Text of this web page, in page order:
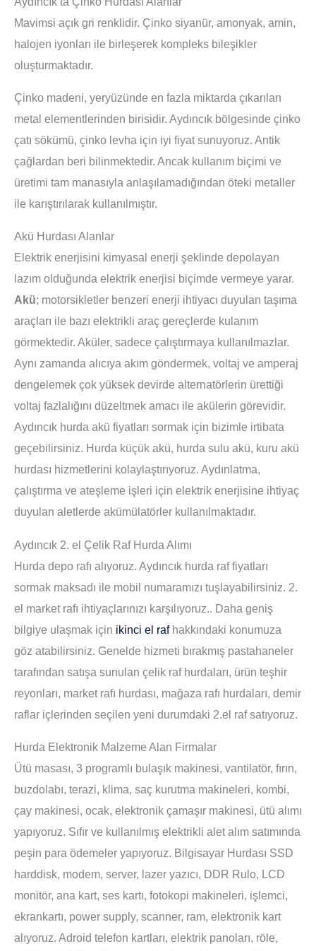
Mavimsi açık gri renklidir. Çinko siyanür, amonyak, amin,
halojen iyonları ile birleşerek kompleks bileşikler
oluşturmaktadır.
Çinko madeni, yeryüzünde en fazla miktarda çıkarılan
metal elementlerinden birisidir. Aydıncık bölgesinde çinko
çatı sökümü, çinko levha için iyi fiyat sunuyoruz. Antik
çağlardan beri bilinmektedir. Ancak kullanım biçimi ve
üretimi tam manasıyla anlaşılamadığından öteki metaller
ile karıştırılarak kullanılmıştır.
Akü Hurdası Alanlar
Elektrik enerjisini kimyasal enerji şeklinde depolayan
lazım olduğunda elektrik enerjisi biçimde vermeye yarar.
Akü; motorsikletler benzeri enerji ihtiyacı duyulan taşıma
araçları ile bazı elektrikli araç gereçlerde kulanım
görmektedir. Aküler, sadece çalıştırmaya kullanılmazlar.
Aynı zamanda alıcıya akım göndermek, voltaj ve amperaj
dengelemek çok yüksek devirde alternatörlerin ürettiği
voltaj fazlalığını düzeltmek amacı ile akülerin görevidir.
Aydıncık hurda akü fiyatları sormak için bizimle irtibata
geçebilirsiniz. Hurda küçük akü, hurda sulu akü, kuru akü
hurdası hizmetlerini kolaylaştırıyoruz. Aydınlatma,
çalıştırma ve ateşleme işleri için elektrik enerjisine ihtiyaç
duyulan aletlerde akümülatörler kullanılmaktadır.
Aydıncık 2. el Çelik Raf Hurda Alımı
Hurda depo rafı alıyoruz. Aydıncık hurda raf fiyatları
sormak maksadı ile mobil numaramızı tuşlayabilirsiniz. 2.
el market rafı ihtiyaçlarınızı karşılıyoruz.. Daha geniş
bilgiye ulaşmak için ikinci el rafhakkındaki konumuza
göz atabilirsiniz. Genelde hizmeti bırakmış pastahaneler
tarafından satışa sunulan çelik raf hurdaları, ürün teşhir
reyonları, market rafı hurdası, mağaza rafı hurdaları, demir
raflar içlerinden seçilen yeni durumdaki 2.el raf satıyoruz.
Hurda Elektronik Malzeme Alan Firmalar
Ütü masası, 3 programlı bulaşık makinesi, vantilatör, fırın,
buzdolabı, terazi, klima, saç kurutma makineleri, kombi,
çay makinesi, ocak, elektronik çamaşır makinesi, ütü alımı
yapıyoruz. Sıfır ve kullanılmış elektrikli alet alım satımında
peşin para ödemeler yapıyoruz. Bilgisayar Hurdası SSD
harddisk, modem, server, lazer yazıcı, DDR Rulo, LCD
monitör, ana kart, ses kartı, fotokopi makineleri, işlemci,
ekrankartı, power supply, scanner, ram, elektronik kart
alıyoruz. Adroid telefon kartları, elektrik panoları, röle,